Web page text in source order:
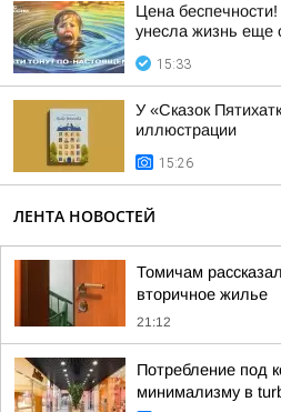
Цена
унесла жизнь еще
15:33
У «Сказок
иллюстрации
15:26
ЛЕНТА НОВОСТЕЙ
Томичам
вторичное жилье
21:12
Потребление под
минимализму в